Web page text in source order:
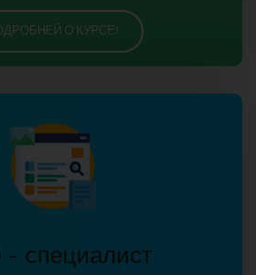
О КУРСЕ!
- cпециалист